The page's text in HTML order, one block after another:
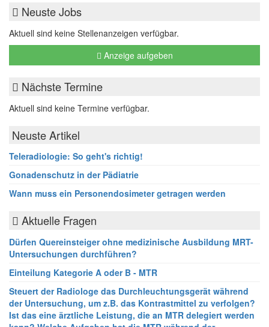
Neuste Jobs
Aktuell sind keine Stellenanzeigen verfügbar.
Anzeige aufgeben
Nächste Termine
Aktuell sind keine Termine verfügbar.
Neuste Artikel
Teleradiologie: So geht's richtig!
Gonadenschutz in der Pädiatrie
Wann muss ein Personendosimeter getragen werden
Aktuelle Fragen
Dürfen Quereinsteiger ohne medizinische Ausbildung MRT-
Untersuchungen durchführen?
Einteilung Kategorie A oder B - MTR
Steuert der Radiologe das Durchleuchtungsgerät während
der Untersuchung, um z.B. das Kontrastmittel zu verfolgen?
Ist das eine ärztliche Leistung, die an MTR delegiert werden